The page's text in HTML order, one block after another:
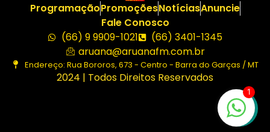
ProgramaçãoPromoçõesNotíciasAnuncie
Fale Conosco
(66) 9 9909-1021
(66) 3401-1345
aruana@aruanafm.com.br
Endereço: Rua Bororos, 673 - Centro - Barra do Garças / MT
2024 | Todos Direitos Reservados
1